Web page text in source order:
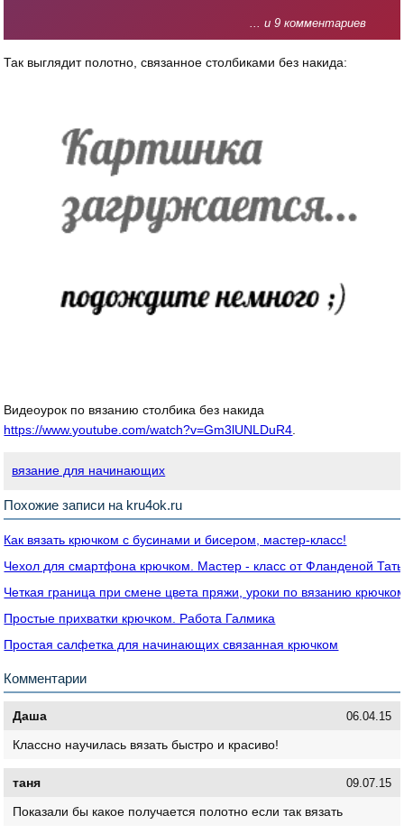
... и 9 комментариев
Так выглядит полотно, связанное столбиками без накида:
Видеоурок по вязанию столбика без накида
https://www.youtube.com/watch?v=Gm3lUNLDuR4
вязание для начинающих
Похожие записи на kru4ok.ru
Как вязать крючком с бусинами и бисером, мастер-класс!
Чехол для смартфона крючком. Мастер - класс от Фланденой
Четкая граница при смене цвета пряжи, уроки по вязанию
Простые прихватки крючком. Работа Галмика
Простая салфетка для начинающих связанная крючком
Комментарии
Даша 06.04.15
Классно научилась вязать быстро и красиво!
таня 09.07.15
Показали бы какое получается полотно если так вязать